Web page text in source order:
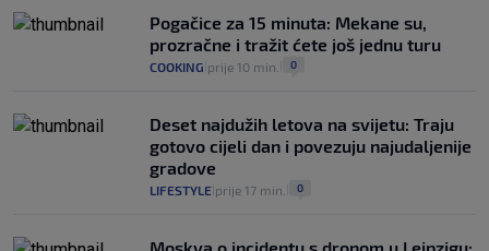
zdravstvenu iskaznicu". Kakva su prava
pacijenata izvan mjesta prebivališta?
VIJESTI
Pogačice za 15 minuta: Mekane su,
prozračne i tražit ćete još jednu turu
COOKING prije 10 min. 0
Deset najdužih letova na svijetu: Traju
gotovo cijeli dan i povezuju najudaljenije
gradove
LIFESTYLE prije 17 min. 0